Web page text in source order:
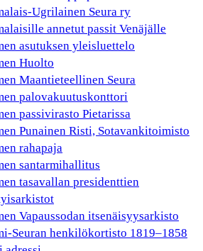
Ugrilainen Seura ry
annetut passit Venäjälle
asutuksen yleisluettelo
Huolto
Maantieteellinen Seura
palovakuutuskonttori
passivirasto Pietarissa
Punainen Risti, Sotavankitoimisto
rahapaja
santarmihallitus
tasavallan presidenttien
Vapaussodan itsenäisyysarkisto
Seuran henkilökortisto 1819–1858